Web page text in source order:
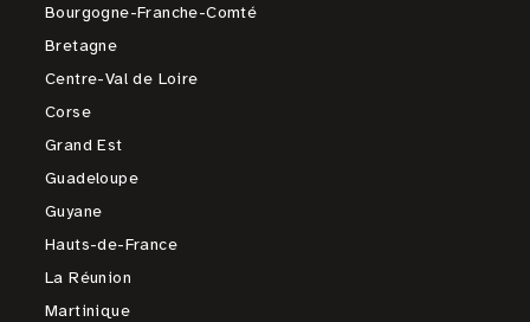
Bourgogne-Franche-Comté
Bretagne
Centre-Val de Loire
Corse
Grand Est
Guadeloupe
Guyane
Hauts-de-France
La Réunion
Martinique